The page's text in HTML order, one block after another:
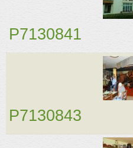
P7130841
P7130843